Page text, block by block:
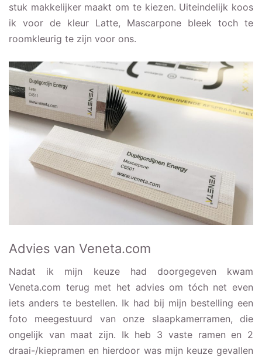
stuk makkelijker maakt om te kiezen. Uiteindelijk koos
ik voor de kleur Latte, Mascarpone bleek toch te
roomkleurig te zijn voor ons.
Advies van Veneta.com
Nadat ik mijn keuze had doorgegeven kwam
Veneta.com terug met het advies om tóch net even
iets anders te bestellen. Ik had bij mijn bestelling een
foto meegestuurd van onze slaapkamerramen, die
ongelijk van maat zijn. Ik heb 3 vaste ramen en 2
draai-/kiepramen en hierdoor was mijn keuze gevallen